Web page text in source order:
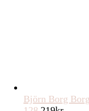
Björn Borg